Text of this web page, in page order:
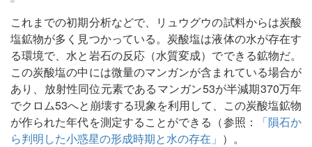
これまでの初期分析などで、リュウグウの試料からは炭酸
塩鉱物が多く見つかっている。炭酸塩は液体の水が存在す
る環境で、水と岩石の反応（水質変成）でできる鉱物だ。
この炭酸塩の中には微量のマンガンが含まれている場合が
あり、放射性同位元素であるマンガン53が半減期370万年
でクロム53へと崩壊する現象を利用して、この炭酸塩鉱物
が作られた年代を測定することができる（参照：
「隕石か
ら判明した小惑星の形成時期と水の存在」 ）。